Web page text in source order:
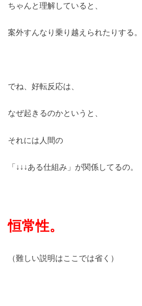
ちゃんと理解していると、
案外すんなり乗り越えられたりする。
でね、好転反応は、
なぜ起きるのかというと、
それには人間の
「↓↓↓ある仕組み」が関係してるの。
恒常性。
（難しい説明はここでは省く）